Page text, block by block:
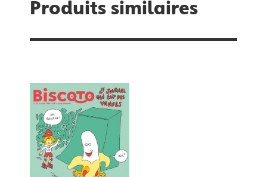
Produits similaires